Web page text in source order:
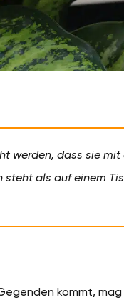
werden, dass sie
als auf einem
kommt,